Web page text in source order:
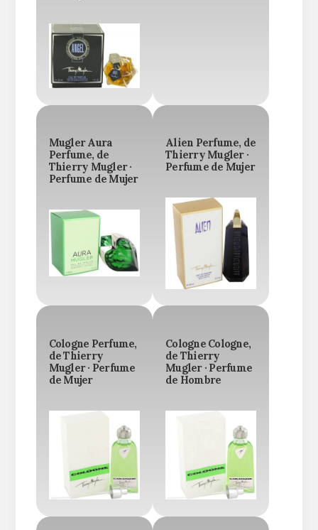
Mugler Aura
Perfume, de
Thierry Mugler ·
Perfume de Mujer
Alien Perfume, de
Thierry Mugler ·
Perfume de Mujer
Cologne Perfume,
de Thierry
Mugler · Perfume
de Mujer
Cologne Cologne,
de Thierry
Mugler · Perfume
de Hombre